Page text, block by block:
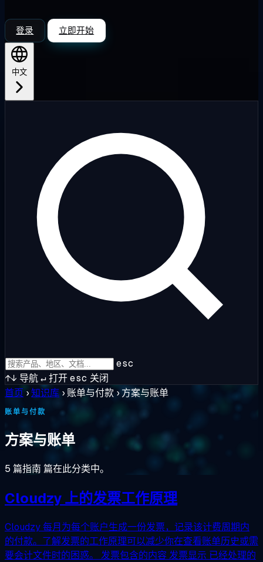
登录 立即开始
中文
esc
↑↓ 导航↵打开esc 关闭
首页 ›知识库 › 账单与付款 › 方案与账单
账单与付款
方案与账单
5 篇指南 篇在此分类中。
Cloudzy 上的发票工作原理
Cloudzy 每月为每个账户生成一份发票，记录该计费周期内
的付款。了解发票的工作原理可以减少你在查看账单历史或需
要会计文件时的困惑。 发票包含的内容 发票显示 已经处理的